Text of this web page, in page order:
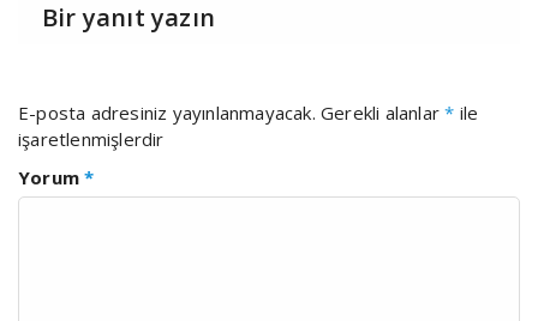
Bir yanıt yazın
E-posta adresiniz yayınlanmayacak. Gerekli alanlar* ile
işaretlenmişlerdir
Yorum*